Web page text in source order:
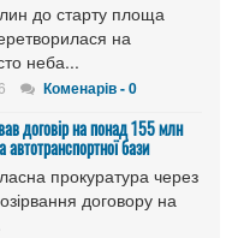
до старту площа
на
неба...
Коменарів - 0
договір на понад 155 млн
бази
прокуратура через
договору на